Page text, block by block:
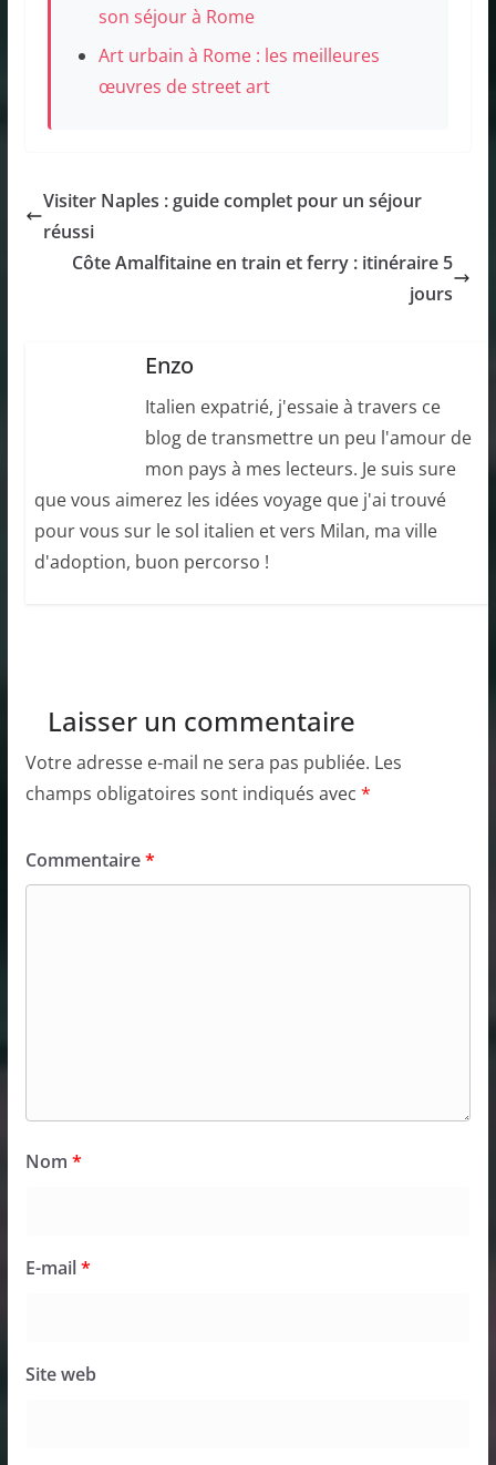
son séjour à Rome
Art urbain à Rome : les meilleures
œuvres de street art
Visiter Naples : guide complet pour un séjour
réussi
Côte Amalfitaine en train et ferry : itinéraire 5
jours
Enzo
Italien expatrié, j'essaie à travers ce
blog de transmettre un peu l'amour de
mon pays à mes lecteurs. Je suis sure
que vous aimerez les idées voyage que j'ai trouvé
pour vous sur le sol italien et vers Milan, ma ville
d'adoption, buon percorso !
Laisser un commentaire
Votre adresse e-mail ne sera pas publiée. Les
champs obligatoires sont indiqués avec *
Commentaire*
Nom *
E-mail*
Site web